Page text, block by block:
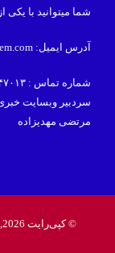
شما میتوانید با یکی
آدرس ایمیل: info@khabaremohem.com
شماره تماس : ۰۹۳۸۷۱۴۷۰۱۳
سردبیر وبسایت
مرتضی مهدیزاده
© کپی‌رایت 2026, تمامی حقوق متعلق است به |